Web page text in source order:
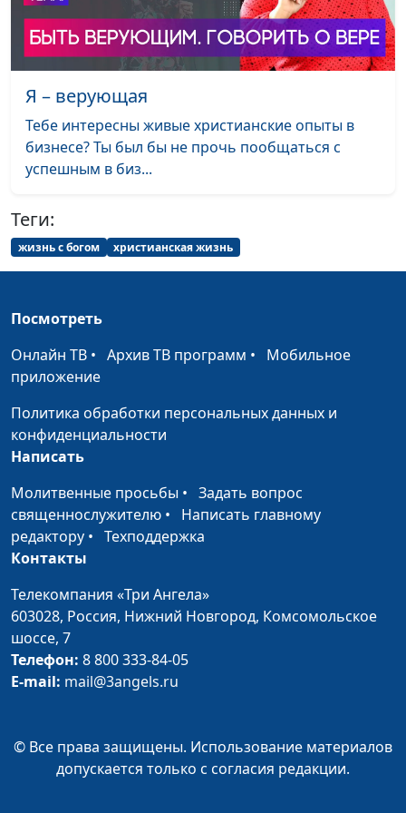
Перед Тобой
склонюсь я в
тишине
Лола Кафтанова #2096
Прости, Господь,
что не хожу по
водам
Свет и Жизнь
Лето Божие Маргарита Колываенко
Так иногда бывает
Голгофа Маргарита Колываенко
Святая Любовь
Разве Мне осыпать
Землю звёздами
Сойди, Святой Дух Маргарита Колываенко
Снег отражает
синеву
Маргарита Колываенко
Осень Маргарита Колываенко
Ты для меня Лоза
Святая
В тумане
Напои меня,
Маргарита Колываенко
Я – верующая
Тебе интересны живые христианские опыты в
бизнесе? Ты был бы не прочь пообщаться с
успешным в биз...
Теги:
жизнь с богом христианская жизнь
Посмотреть
Онлайн ТВ • Архив ТВ программ • Мобильное
приложение
Политика обработки персональных данных и
конфиденциальности
Написать
Молитвенные просьбы • Задать вопрос
священнослужителю • Написать главному
редактору • Техподдержка
Контакты
Телекомпания «Три Ангела»
603028, Россия, Нижний Новгород, Комсомольское
шоссе, 7
Телефон: 8 800 333-84-05
E-mail: mail@3angels.ru
© Все права защищены. Использование материалов
допускается только с согласия редакции.